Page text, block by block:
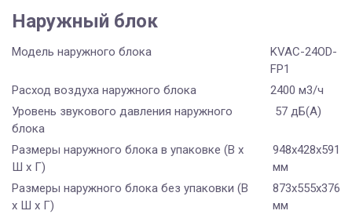
Наружный блок
Модель наружного блока
KVAC-24OD-
FP1
Расход воздуха наружного блока
2400 м3/ч
Уровень звукового давления наружного
блока
57 дБ(А)
Размеры наружного блока в упаковке (В х
Ш х Г)
948х428х591
мм
Размеры наружного блока без упаковки (В
х Ш х Г)
873х555х376
мм